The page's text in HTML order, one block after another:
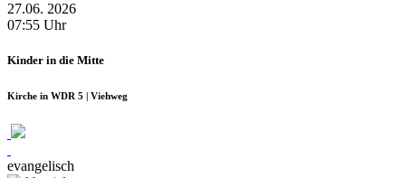
27.06. 2026
07:55 Uhr
Kinder in die Mitte
Kirche in WDR 5 | Viehweg
evangelisch